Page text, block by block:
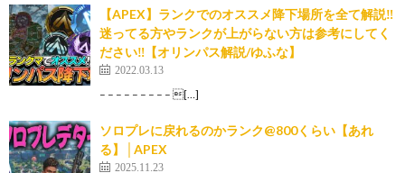
【APEX】ランクでのオススメ降下場所を全て解説‼
迷ってる方やランクが上がらない方は参考にしてく
ださい‼【オリンパス解説/ゆふな】
2022.03.13
– – – – – – – – – […]
ソロプレに戻れるのかランク@800くらい【あれ
る】│APEX
2025.11.23